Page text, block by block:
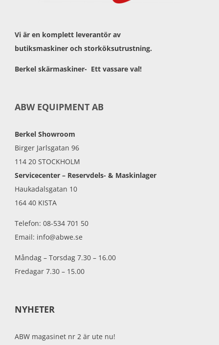
Vi är en komplett leverantör av
butiksmaskiner och storköksutrustning.
Berkel skärmaskiner- Ett vassare val!
ABW EQUIPMENT AB
Berkel Showroom
Birger Jarlsgatan 96
114 20 STOCKHOLM
Servicecenter – Reservdels- & Maskinlager
Haukadalsgatan 10
164 40 KISTA
Telefon: 08-534 701 50
Email: info@abwe.se
Måndag – Torsdag 7.30 – 16.00
Fredagar 7.30 – 15.00
NYHETER
ABW magasinet nr 2 är ute nu!